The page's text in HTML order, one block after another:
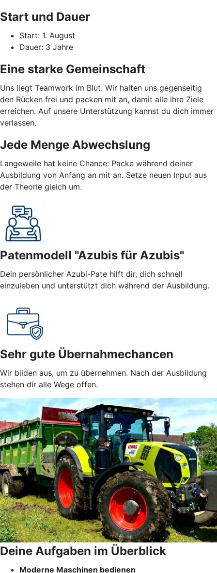
Start und Dauer
Start: 1. August
Dauer: 3 Jahre
Eine starke Gemeinschaft
Uns liegt Teamwork im Blut. Wir halten uns gegenseitig
den Rücken frei und packen mit an, damit alle ihre Ziele
erreichen. Auf unsere Unterstützung kannst du dich immer
verlassen.
Jede Menge Abwechslung
Langeweile hat keine Chance: Packe während deiner
Ausbildung von Anfang an mit an. Setze neuen Input aus
der Theorie gleich um.
Patenmodell "Azubis für Azubis"
Dein persönlicher Azubi-Pate hilft dir, dich schnell
einzuleben und unterstützt dich während der Ausbildung.
Sehr gute Übernahmechancen
Wir bilden aus, um zu übernehmen. Nach der Ausbildung
stehen dir alle Wege offen.
Deine Aufgaben im Überblick
Moderne Maschinen bedienen